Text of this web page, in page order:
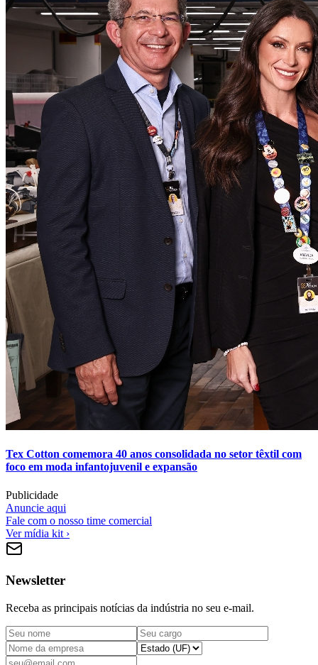
Tex Cotton comemora 40 anos consolidada no setor têxtil com
foco em moda infantojuvenil e expansão
Publicidade
Anuncie aqui
Fale com o nosso time comercial
Ver mídia kit ›
Newsletter
Receba as principais notícias da indústria no seu e-mail.